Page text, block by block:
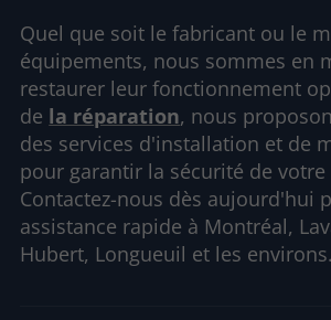
Quel que soit le fabricant ou le
équipements, nous sommes en
restaurer leur fonctionnement
de la réparation, nous
des services d'installation et de
pour garantir la sécurité de
Contactez-nous dès aujourd'hui
assistance rapide à Montréal,
Hubert, Longueuil et les environs.